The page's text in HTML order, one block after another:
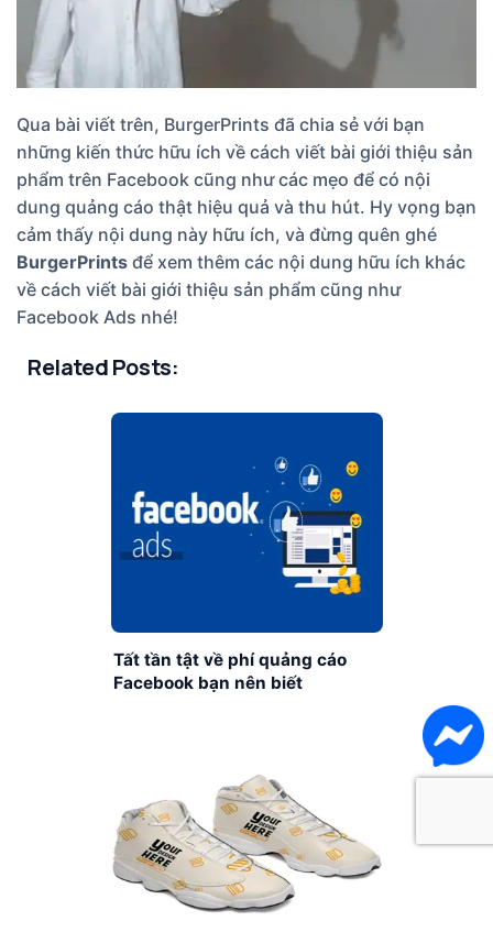
Qua bài viết trên, BurgerPrints đã chia sẻ với bạn
những kiến thức hữu ích về cách viết bài giới thiệu sản
phẩm trên Facebook cũng như các mẹo để có nội
dung quảng cáo thật hiệu quả và thu hút. Hy vọng bạn
cảm thấy nội dung này hữu ích, và đừng quên ghé
BurgerPrints để xem thêm các nội dung hữu ích khác
về cách viết bài giới thiệu sản phẩm cũng như
Facebook Ads nhé!
Related Posts:
Tất tần tật về phí quảng cáo
Facebook bạn nên biết